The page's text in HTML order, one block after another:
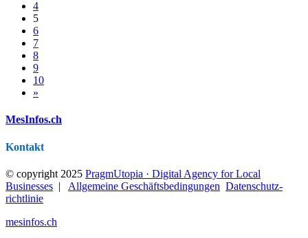
4
5
6
7
8
9
10
»
MesInfos.ch
Kontakt
© copyright 2025 PragmUtopia · Digital Agency for Local
Businesses | Allgemeine Geschäftsbedingungen Datenschutz­
richtlinie
mesinfos.ch